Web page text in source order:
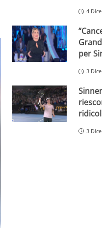
4
per
3
3